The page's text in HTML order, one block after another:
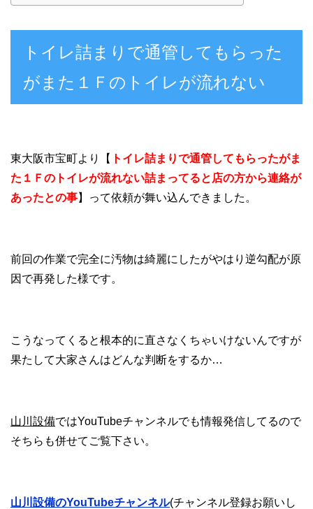
トイレ詰まりで通管してもらった
がまた１Ｆのトイレが流れない
東大阪市宝町より【 トイレ詰まりで通管してもらったがま
た１Ｆのトイレが流れない詰まってると店の方から連絡が
あったとの事】って依頼が舞い込んできました。
前回の作業で完全に汚物は綺麗にしたがやはり逆勾配が原
因で再発した様です。
こうなってくると根本的に直さなくちゃいけないんですが
果たして大家さんはどんな判断をするか…
山川設備ではYouTubeチャンネルでも情報発信してるので
そちらも併せてご覧下さい。
山川設備のYouTubeチャンネル(チャンネル登録お願いし